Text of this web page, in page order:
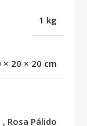
1 kg
× 20 × 20 cm
, Rosa Pálido